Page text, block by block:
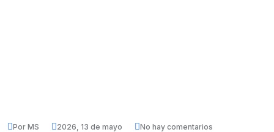
Por MS 2026, 13 de mayo No hay comentarios